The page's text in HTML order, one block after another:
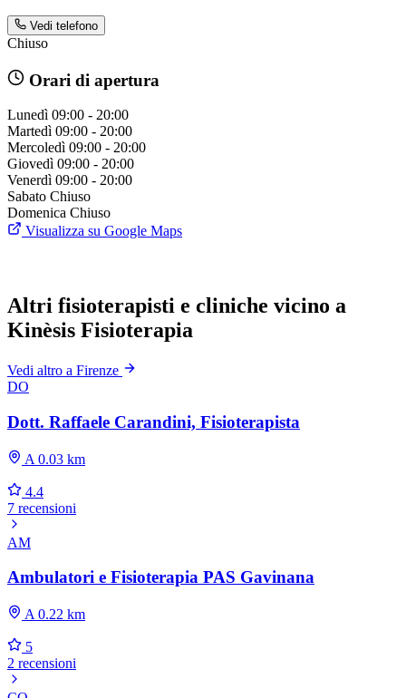
Vedi telefono
Chiuso
Orari di apertura
Lunedì 09:00 - 20:00
Martedì 09:00 - 20:00
Mercoledì 09:00 - 20:00
Giovedì 09:00 - 20:00
Venerdì 09:00 - 20:00
Sabato Chiuso
Domenica Chiuso
Visualizza su Google Maps
Altri fisioterapisti e cliniche vicino a
Kinèsis Fisioterapia
Vedi altro a Firenze
DO
Dott. Raffaele Carandini, Fisioterapista
A 0.03 km
4.4
7 recensioni
AM
Ambulatori e Fisioterapia PAS Gavinana
A 0.22 km
5
2 recensioni